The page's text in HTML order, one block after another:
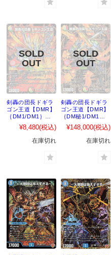
剣轟の団長ドギラ
ゴン王道【DMR】
｛DM1/DM1｝
［25RP4］
¥8,480(税込)
在庫切れ
剣轟の団長ドギラ
ゴン王道【DMR】
｛DM秘1/DM1｝
［25RP4］
¥148,000(税込)
在庫切れ